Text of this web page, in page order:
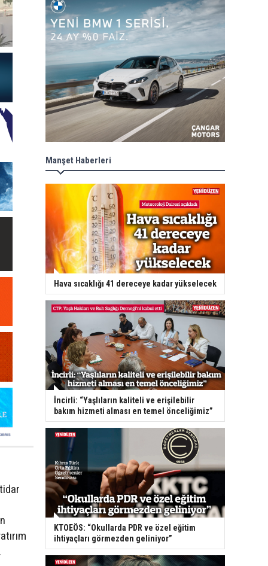
Manşet Haberleri
Hava sıcaklığı 41 dereceye kadar yükselecek
İncirli: “Yaşlıların kaliteli ve erişilebilir
bakım hizmeti alması en temel önceliğimiz”
KTOEÖS: “Okullarda PDR ve özel eğitim
ihtiyaçları görmezden geliniyor”